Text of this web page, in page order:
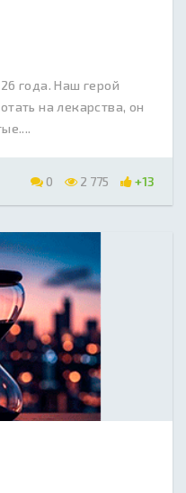
года. Наш герой
на лекарства, он
0 2 775 +13